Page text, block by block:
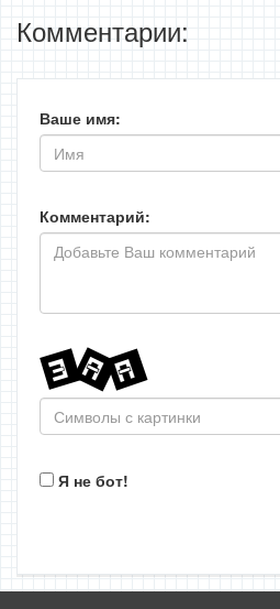
Комментарии:
Ваше имя:
Комментарий:
Я не бот!